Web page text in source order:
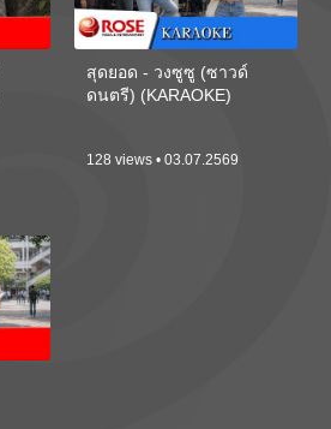
สุดยอด - วงซูซู (ซาวด์
ดนตรี) (KARAOKE)
128 views • 03.07.2569